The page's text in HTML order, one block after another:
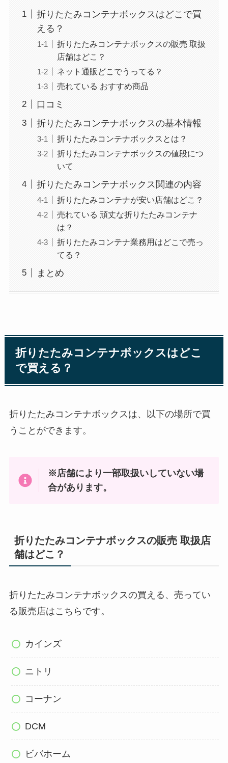
折りたたみコンテナボックスはどこで買
える？
折りたたみコンテナボックスの販売 取扱
店舗はどこ？
ネット通販どこでうってる？
売れている おすすめ商品
口コミ
折りたたみコンテナボックスの基本情報
折りたたみコンテナボックスとは？
折りたたみコンテナボックスの値段につ
いて
折りたたみコンテナボックス関連の内容
折りたたみコンテナが安い店舗はどこ？
売れている 頑丈な折りたたみコンテナ
は？
折りたたみコンテナ業務用はどこで売っ
てる？
まとめ
折りたたみコンテナボックスはどこ
で買える？
折りたたみコンテナボックスは、以下の場所で買
うことができます。
※店舗により一部取扱いしていない場
合があります。
折りたたみコンテナボックスの販売 取扱店
舗はどこ？
折りたたみコンテナボックスの買える、売ってい
る販売店はこちらです。
カインズ
ニトリ
コーナン
DCM
ビバホーム